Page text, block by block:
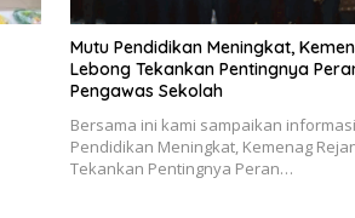
Mutu Pendidikan Meningkat,
Lebong Tekankan Pentingnya
Pengawas Sekolah
Bersama ini kami sampaikan
Pendidikan Meningkat, Kemenag
Tekankan Pentingnya Peran…